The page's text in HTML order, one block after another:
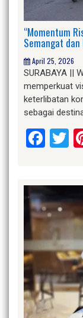
“Momentum
Semangat
April 25, 2026
SURABAYA ||
memperkuat
keterlibatan
sebagai